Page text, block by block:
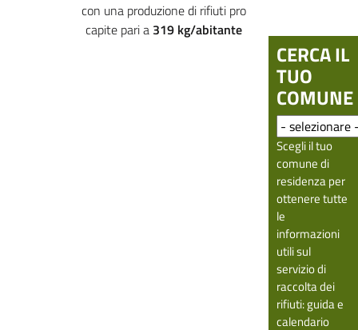
con una produzione di rifiuti pro
capite pari a 319 kg/abitante
CERCA IL
TUO
COMUNE
Scegli il tuo
comune di
residenza per
ottenere tutte
le
informazioni
utili sul
servizio di
raccolta dei
rifiuti: guida e
calendario